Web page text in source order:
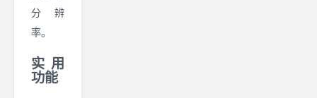
分辨
率。
实用
功能